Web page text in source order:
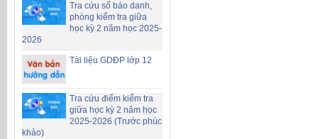
Tra cứu số báo danh,
phòng kiểm tra giữa
học kỳ 2 năm học 2025-
2026
Tài liệu GDĐP lớp 12
Tra cứu điểm kiểm tra
giữa học kỳ 2 năm học
2025-2026 (Trước phúc
khảo)